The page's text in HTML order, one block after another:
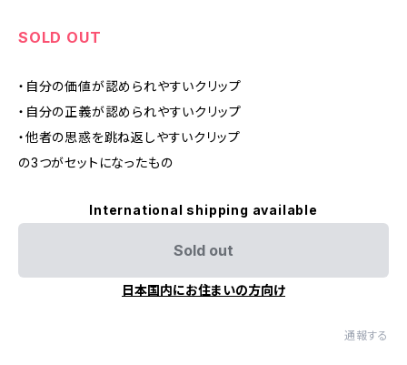
SOLD OUT
・自分の価値が認められやすいクリップ
・自分の正義が認められやすいクリップ
・他者の思惑を跳ね返しやすいクリップ
の3つがセットになったもの
International shipping available
Sold out
日本国内にお住まいの方向け
通報する